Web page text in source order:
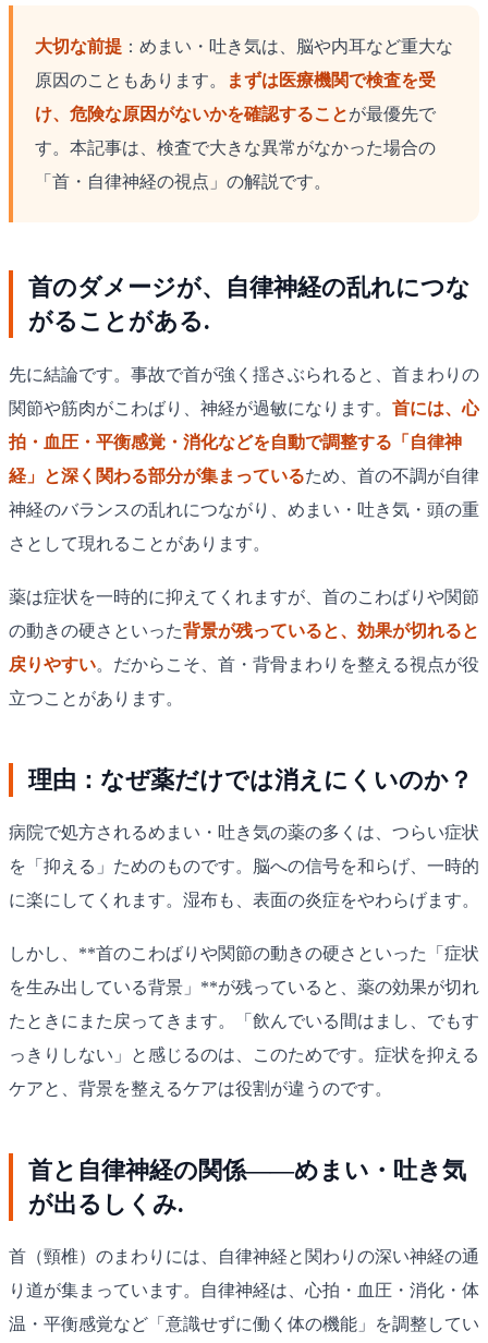
大切な前提 ：めまい・吐き気は、脳や内耳など重大な
原因のこともあります。
まずは医療機関で検査を受
け、危険な原因がないかを確認することが最優先で
す。本記事は、検査で大きな異常がなかった場合の
「首・自律神経の視点」の解説です。
首のダメージが、自律神経の乱れにつな
がることがある.
先に結論です。事故で首が強く揺さぶられると、首まわりの
関節や筋肉がこわばり、神経が過敏になります。 首には、心
拍・血圧・平衡感覚・消化などを自動で調整する「自律神
経」と深く関わる部分が集まっているため、首の不調が自律
神経のバランスの乱れにつながり、めまい・吐き気・頭の重
さとして現れることがあります。
薬は症状を一時的に抑えてくれますが、首のこわばりや関節
の動きの硬さといった背景が残っていると、効果が切れると
戻りやすい。だからこそ、首・背骨まわりを整える視点が役
立つことがあります。
理由：なぜ薬だけでは消えにくいのか？
病院で処方されるめまい・吐き気の薬の多くは、つらい症状
を「抑える」ためのものです。脳への信号を和らげ、一時的
に楽にしてくれます。湿布も、表面の炎症をやわらげます。
しかし、**首のこわばりや関節の動きの硬さといった「症状
を生み出している背景」**が残っていると、薬の効果が切れ
たときにまた戻ってきます。「飲んでいる間はまし、でもす
っきりしない」と感じるのは、このためです。症状を抑える
ケアと、背景を整えるケアは役割が違うのです。
首と自律神経の関係——めまい・吐き気
が出るしくみ.
首（頸椎）のまわりには、自律神経と関わりの深い神経の通
り道が集まっています。自律神経は、心拍・血圧・消化・体
温・平衡感覚など「意識せずに働く体の機能」を調整してい